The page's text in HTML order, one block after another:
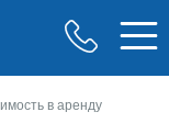
в аренду